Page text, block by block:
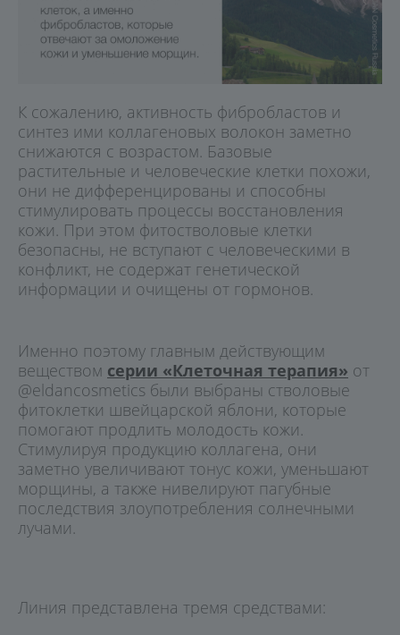
К сожалению, активность фибробластов и
синтез ими коллагеновых волокон заметно
снижаются с возрастом. Базовые
растительные и человеческие клетки похожи,
они не дифференцированы и способны
стимулировать процессы восстановления
кожи. При этом фитостволовые клетки
безопасны, не вступают с человеческими в
конфликт, не содержат генетической
информации и очищены от гормонов.
Именно поэтому главным действующим
веществом серии «Клеточная терапия» от
@eldancosmetics были выбраны стволовые
фитоклетки швейцарской яблони, которые
помогают продлить молодость кожи.
Стимулируя продукцию коллагена, они
заметно увеличивают тонус кожи, уменьшают
морщины, а также нивелируют пагубные
последствия злоупотребления солнечными
лучами.
Линия представлена тремя средствами: